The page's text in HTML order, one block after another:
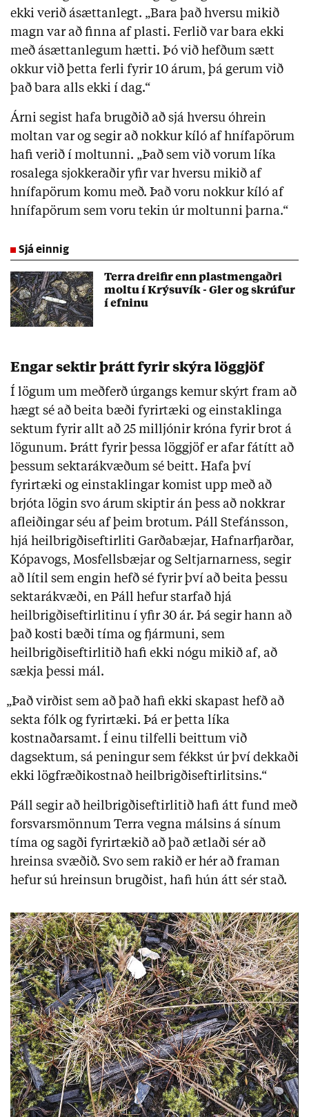
ekki verið ásættanlegt. „Bara það hversu mikið
magn var að finna af plasti. Ferlið var bara ekki
með ásættanlegum hætti. Þó við hefðum sætt
okkur við þetta ferli fyrir 10 árum, þá gerum við
það bara alls ekki í dag.“
Árni segist hafa brugðið að sjá hversu óhrein
moltan var og segir að nokkur kíló af hnífapörum
hafi verið í moltunni. „Það sem við vorum líka
rosalega sjokkeraðir yfir var hversu mikið af
hnífapörum komu með. Það voru nokkur kíló af
hnífapörum sem voru tekin úr moltunni þarna.“
Sjá einnig
Terra dreifir enn plastmengaðri
moltu í Krýsuvík - Gler og skrúfur
í efninu
Engar sektir þrátt fyrir skýra löggjöf
Í lögum um meðferð úrgangs kemur skýrt fram að
hægt sé að beita bæði fyrirtæki og einstaklinga
sektum fyrir allt að 25 milljónir króna fyrir brot á
lögunum. Þrátt fyrir þessa löggjöf er afar fátítt að
þessum sektarákvæðum sé beitt. Hafa því
fyrirtæki og einstaklingar komist upp með að
brjóta lögin svo árum skiptir án þess að nokkrar
afleiðingar séu af þeim brotum. Páll Stefánsson,
hjá heilbrigðiseftirliti Garðabæjar, Hafnarfjarðar,
Kópavogs, Mosfellsbæjar og Seltjarnarness, segir
að lítil sem engin hefð sé fyrir því að beita þessu
sektarákvæði, en Páll hefur starfað hjá
heilbrigðiseftirlitinu í yfir 30 ár. Þá segir hann að
það kosti bæði tíma og fjármuni, sem
heilbrigðiseftirlitið hafi ekki nógu mikið af, að
sækja þessi mál.
„Það virðist sem að það hafi ekki skapast hefð að
sekta fólk og fyrirtæki. Þá er þetta líka
kostnaðarsamt. Í einu tilfelli beittum við
dagsektum, sá peningur sem fékkst úr því dekkaði
ekki lögfræðikostnað heilbrigðiseftirlitsins.“
Páll segir að heilbrigðiseftirlitið hafi átt fund með
forsvarsmönnum Terra vegna málsins á sínum
tíma og sagði fyrirtækið að það ætlaði sér að
hreinsa svæðið. Svo sem rakið er hér að framan
hefur sú hreinsun brugðist, hafi hún átt sér stað.